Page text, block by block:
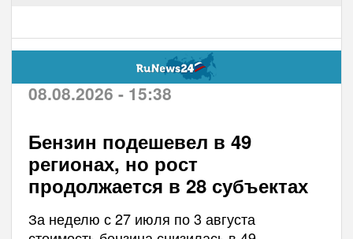
08.08.2026 - 15:38
Бензин подешевел в 49
регионах, но рост
продолжается в 28 субъектах
За неделю с 27 июля по 3 августа